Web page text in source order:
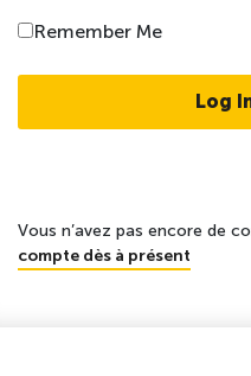
Remember Me
Vous n’avez pas encore de
compte dès à présent